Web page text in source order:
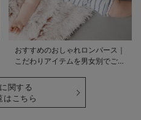
おすすめのおしゃれロンパース｜
こだわりアイテムを男女別でご紹
関する
はこちら